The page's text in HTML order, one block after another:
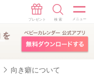
向き癖について